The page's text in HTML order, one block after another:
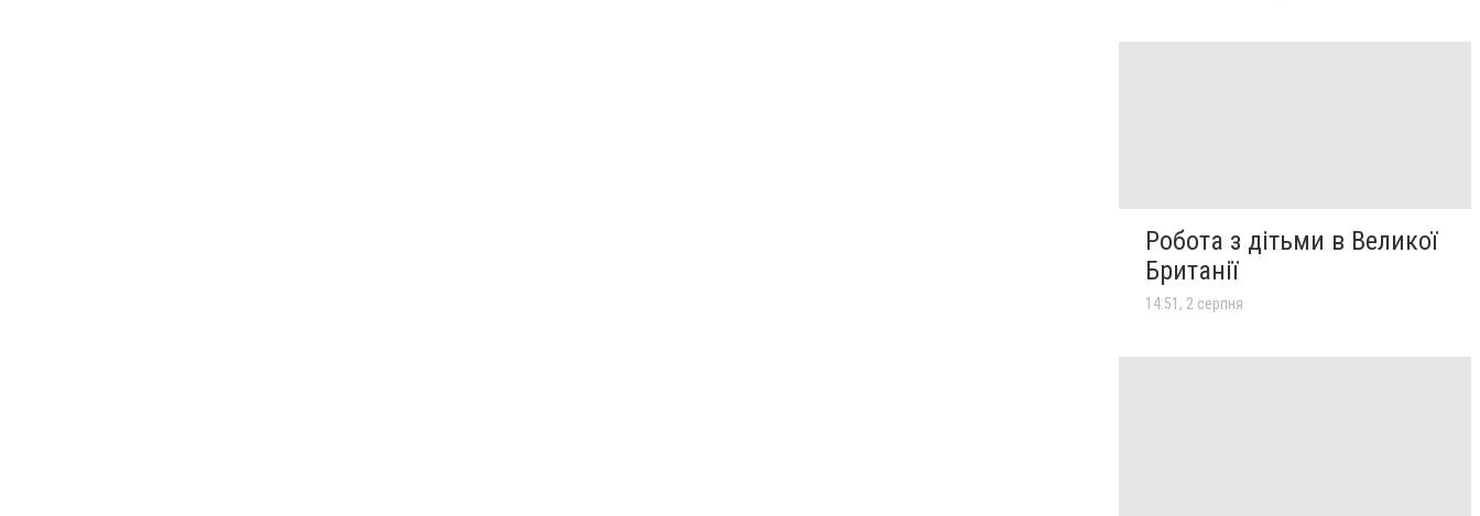
Робота з дітьми в Великої
Британії
14:51, 2 серпня